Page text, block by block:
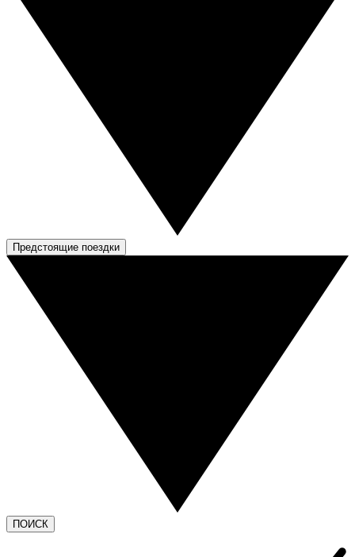
Предстоящие поездки
ПОИСК